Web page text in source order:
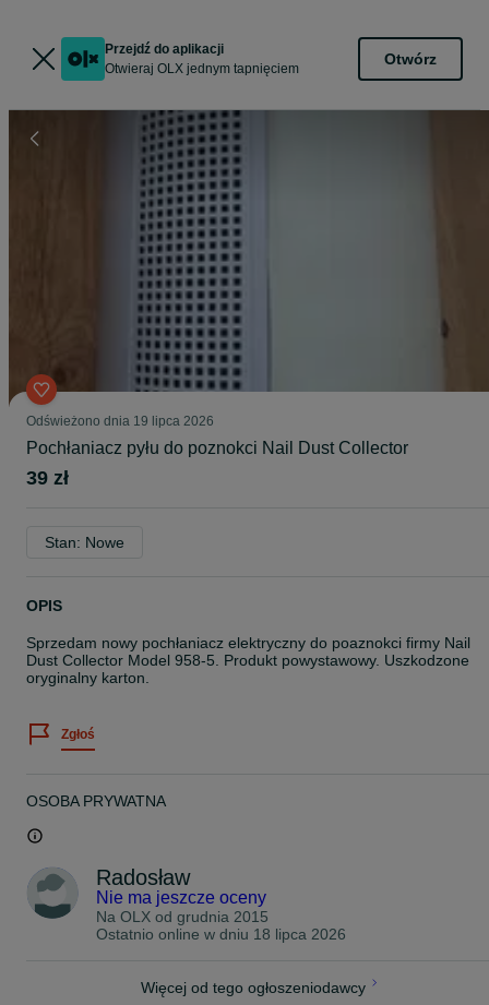
Przejdź do aplikacji
Otwieraj OLX jednym tapnięciem
Otwórz
Odświeżono dnia 19 lipca 2026
Pochłaniacz pyłu do poznokci Nail Dust Collector
39 zł
Stan: Nowe
OPIS
Sprzedam nowy pochłaniacz elektryczny do poaznokci firmy Nail
Dust Collector Model 958-5. Produkt powystawowy. Uszkodzone
oryginalny karton.
Zgłoś
OSOBA PRYWATNA
Radosław
Nie ma jeszcze oceny
Na OLX od grudnia 2015
Ostatnio online w dniu 18 lipca 2026
Więcej od tego ogłoszeniodawcy